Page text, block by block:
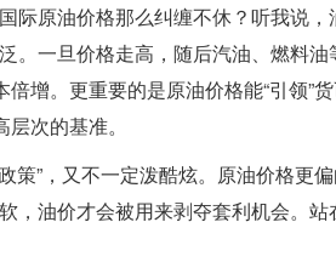
际原油价格那么纠缠不休？听我说
。一旦价格走高，随后汽油、燃料
增。更重要的是原油价格能“引领”
次的基准。
策”，又不一定泼酷炫。原油价格更
，油价才会被用来剥夺套利机会。